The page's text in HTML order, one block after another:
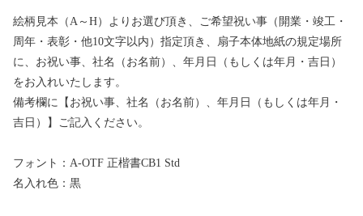
絵柄見本（A～H）よりお選び頂き、ご希望祝い事（開業・竣工・
周年・表彰・他10文字以内）指定頂き、扇子本体地紙の規定場所
に、お祝い事、社名（お名前）、年月日（もしくは年月・吉日）
をお入れいたします。
備考欄に【お祝い事、社名（お名前）、年月日（もしくは年月・
吉日）】ご記入ください。
フォント：A-OTF 正楷書CB1 Std
名入れ色：黒